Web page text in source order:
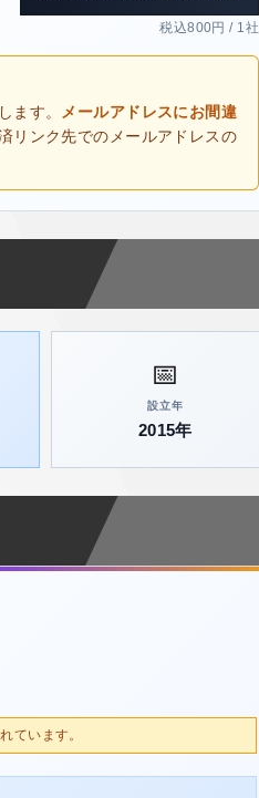
税込800円 / 1社
ます。 メールアドレスにお間違
リンク先でのメールアドレスの
📅
設立年
2015年
ています。